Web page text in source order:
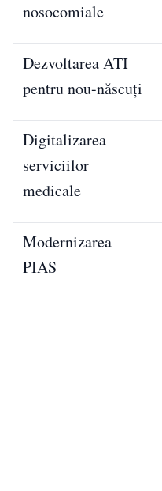
nosocomiale
Dezvoltarea ATI
pentru nou-născuți
Digitalizarea
serviciilor
medicale
Modernizarea
PIAS